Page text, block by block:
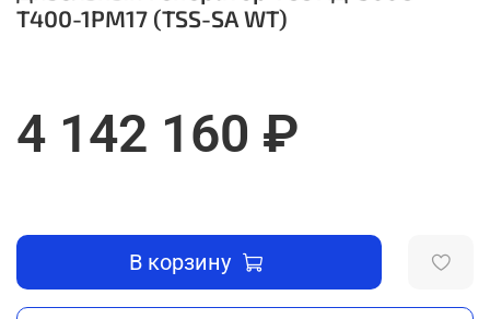
Т400-1РМ17 (TSS-SA WT)
4 142 160 ₽
В корзину